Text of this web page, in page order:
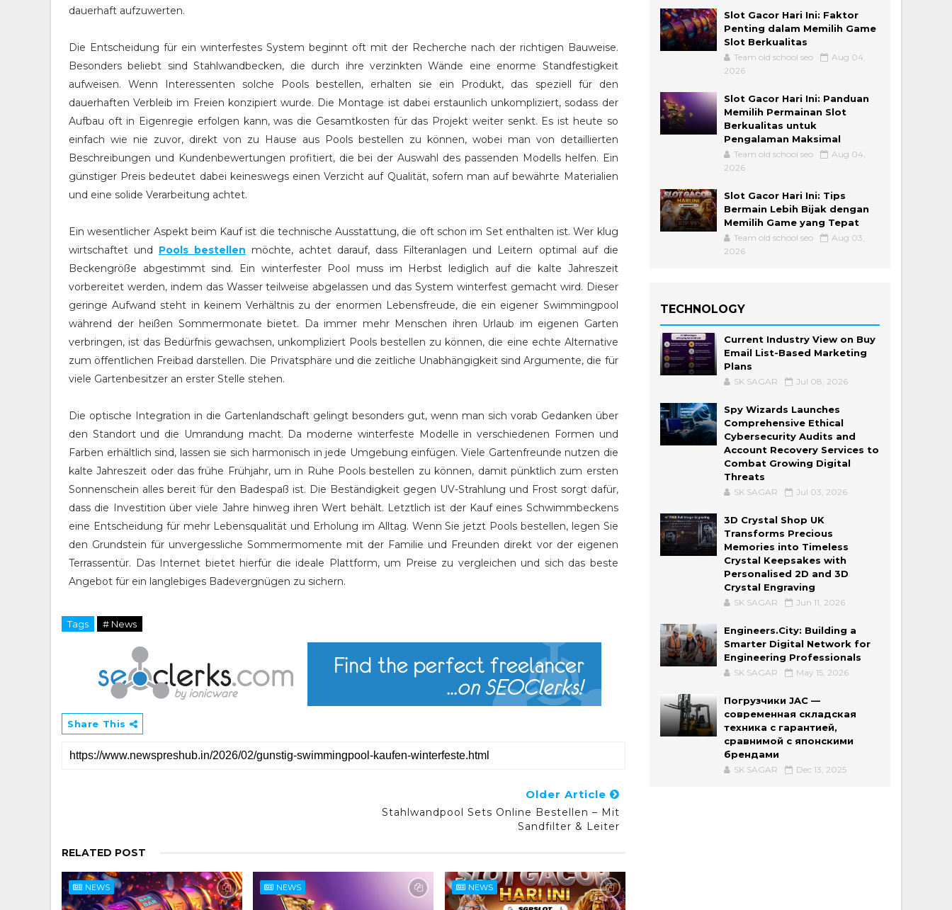
dauerhaft aufzuwerten.
Die Entscheidung für ein winterfestes System beginnt oft mit der Recherche nach der richtigen Bauweise.
Besonders beliebt sind Stahlwandbecken, die durch ihre verzinkten Wände eine enorme Standfestigkeit
aufweisen. Wenn Interessenten solche Pools bestellen, erhalten sie ein Produkt, das speziell für den
dauerhaften Verbleib im Freien konzipiert wurde. Die Montage ist dabei erstaunlich unkompliziert, sodass der
Aufbau oft in Eigenregie erfolgen kann, was die Gesamtkosten für das Projekt weiter senkt. Es ist heute so
einfach wie nie zuvor, direkt von zu Hause aus Pools bestellen zu können, wobei man von detaillierten
Beschreibungen und Kundenbewertungen profitiert, die bei der Auswahl des passenden Modells helfen. Ein
günstiger Preis bedeutet dabei keineswegs einen Verzicht auf Qualität, sofern man auf bewährte Materialien
und eine solide Verarbeitung achtet.
Ein wesentlicher Aspekt beim Kauf ist die technische Ausstattung, die oft schon im Set enthalten ist. Wer klug
wirtschaftet und Pools bestellen möchte, achtet darauf, dass Filteranlagen und Leitern optimal auf die
Beckengröße abgestimmt sind. Ein winterfester Pool muss im Herbst lediglich auf die kalte Jahreszeit
vorbereitet werden, indem das Wasser teilweise abgelassen und das System winterfest gemacht wird. Dieser
geringe Aufwand steht in keinem Verhältnis zu der enormen Lebensfreude, die ein eigener Swimmingpool
während der heißen Sommermonate bietet. Da immer mehr Menschen ihren Urlaub im eigenen Garten
verbringen, ist das Bedürfnis gewachsen, unkompliziert Pools bestellen zu können, die eine echte Alternative
zum öffentlichen Freibad darstellen. Die Privatsphäre und die zeitliche Unabhängigkeit sind Argumente, die für
viele Gartenbesitzer an erster Stelle stehen.
Die optische Integration in die Gartenlandschaft gelingt besonders gut, wenn man sich vorab Gedanken über
den Standort und die Umrandung macht. Da moderne winterfeste Modelle in verschiedenen Formen und
Farben erhältlich sind, lassen sie sich harmonisch in jede Umgebung einfügen. Viele Gartenfreunde nutzen die
kalte Jahreszeit oder das frühe Frühjahr, um in Ruhe Pools bestellen zu können, damit pünktlich zum ersten
Sonnenschein alles bereit für den Badespaß ist. Die Beständigkeit gegen UV-Strahlung und Frost sorgt dafür,
dass die Investition über viele Jahre hinweg ihren Wert behält. Letztlich ist der Kauf eines Schwimmbeckens
eine Entscheidung für mehr Lebensqualität und Erholung im Alltag. Wenn Sie jetzt Pools bestellen, legen Sie
den Grundstein für unvergessliche Sommermomente mit der Familie und Freunden direkt vor der eigenen
Terrassentür. Das Internet bietet hierfür die ideale Plattform, um Preise zu vergleichen und sich das beste
Angebot für ein langlebiges Badevergnügen zu sichern.
Tags # News
Share This
Older Article
Stahlwandpool Sets Online Bestellen – Mit
Sandfilter & Leiter
RELATED POST
NEWS NEWS NEWS
Slot Gacor Hari Ini: Faktor
Penting dalam Memilih Game
Slot Berkualitas
Team old school seo
Aug 04,
2026
Slot Gacor Hari Ini: Panduan
Memilih Permainan Slot
Berkualitas untuk
Pengalaman Maksimal
Team old school seo
Aug 04,
2026
Slot Gacor Hari Ini: Tips
Bermain Lebih Bijak dengan
Memilih Game yang Tepat
Team old school seo
Aug 03,
2026
TECHNOLOGY
Current Industry View on Buy
Email List-Based Marketing
Plans
SK SAGAR Jul 08, 2026
Spy Wizards Launches
Comprehensive Ethical
Cybersecurity Audits and
Account Recovery Services to
Combat Growing Digital
Threats
SK SAGAR Jul 03, 2026
3D Crystal Shop UK
Transforms Precious
Memories into Timeless
Crystal Keepsakes with
Personalised 2D and 3D
Crystal Engraving
SK SAGAR Jun 11, 2026
Engineers.City: Building a
Smarter Digital Network for
Engineering Professionals
SK SAGAR May 15, 2026
Погрузчики JAC —
современная складская
техника с гарантией,
сравнимой с японскими
брендами
SK SAGAR Dec 13, 2025